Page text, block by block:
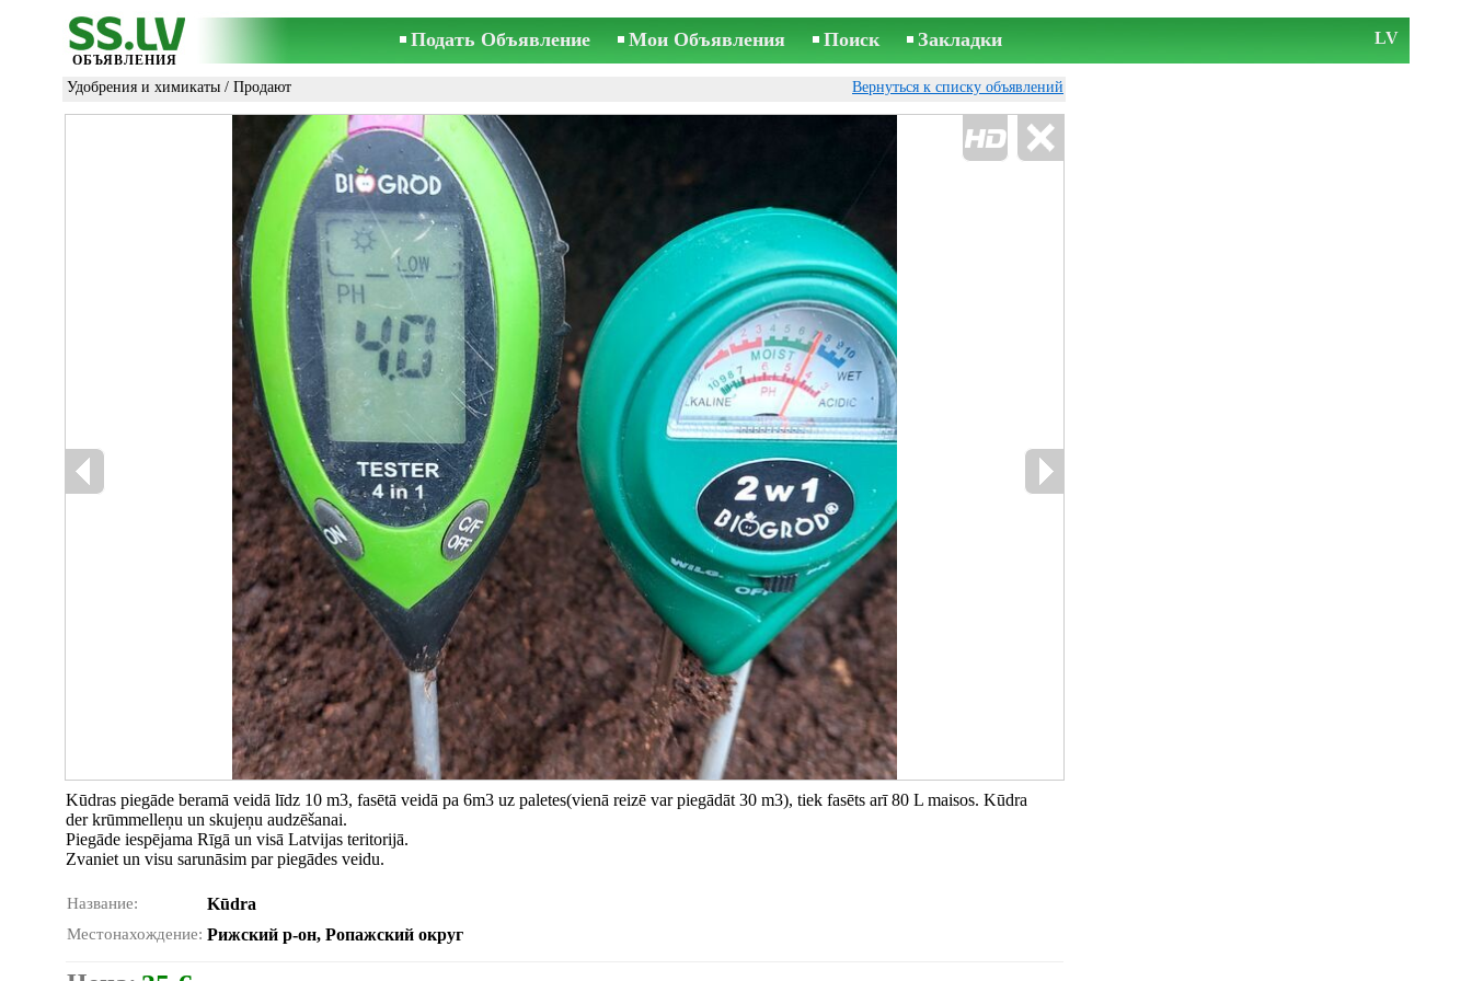
ОБЪЯВЛЕНИЯ
Подать Объявление Мои Объявления Поиск Закладки LV
Удобрения и химикаты / Продают Вернуться к списку объявлений
Kūdras piegāde beramā veidā līdz 10 m3, fasētā veidā pa 6m3 uz paletes(vienā reizē var piegādāt 30 m3), tiek fasēts arī 80 L maisos. Kūdra
der krūmmelleņu un skujeņu audzēšanai.
Piegāde iespējama Rīgā un visā Latvijas teritorijā.
Zvaniet un visu sarunāsim par piegādes veidu.
Название: Kūdra
Местонахождение: Рижский р-он, Ропажский округ